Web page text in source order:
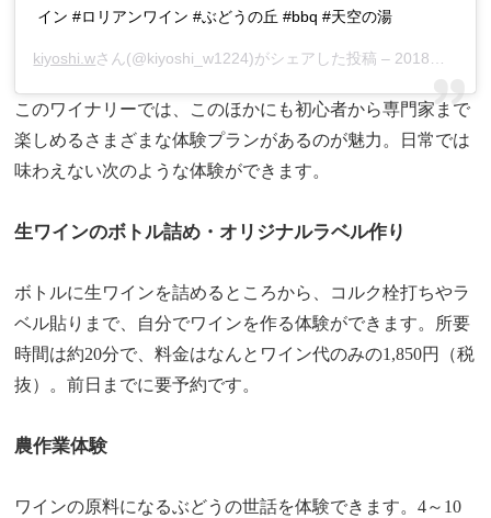
イン #ロリアンワイン #ぶどうの丘 #bbq #天空の湯
kiyoshi.wさん(@kiyoshi_w1224)がシェアした投稿 – 2018年 6月月26日午前6時26分PDT
このワイナリーでは、このほかにも初心者から専門家まで
楽しめるさまざまな体験プランがあるのが魅力。日常では
味わえない次のような体験ができます。
生ワインのボトル詰め・オリジナルラベル作り
ボトルに生ワインを詰めるところから、コルク栓打ちやラ
ベル貼りまで、自分でワインを作る体験ができます。所要
時間は約20分で、料金はなんとワイン代のみの1,850円（税
抜）。前日までに要予約です。
農作業体験
ワインの原料になるぶどうの世話を体験できます。4～10